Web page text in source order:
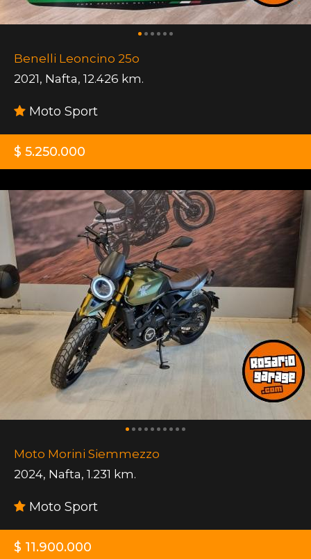
Benelli Leoncino 25o
2021, Nafta, 12.426 km.
Moto Sport
$ 5.250.000
Moto Morini Siemmezzo
2024, Nafta, 1.231 km.
Moto Sport
$ 11.900.000